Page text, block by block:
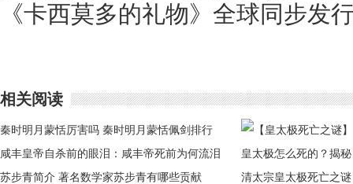
《卡西莫多的礼物》全球同步发
相关阅读
秦时明月蒙恬厉害吗 秦时明月蒙恬佩剑排行
咸丰皇帝自杀前的眼泪：咸丰帝死前为何流泪
苏步青简介 著名数学家苏步青有哪些贡献